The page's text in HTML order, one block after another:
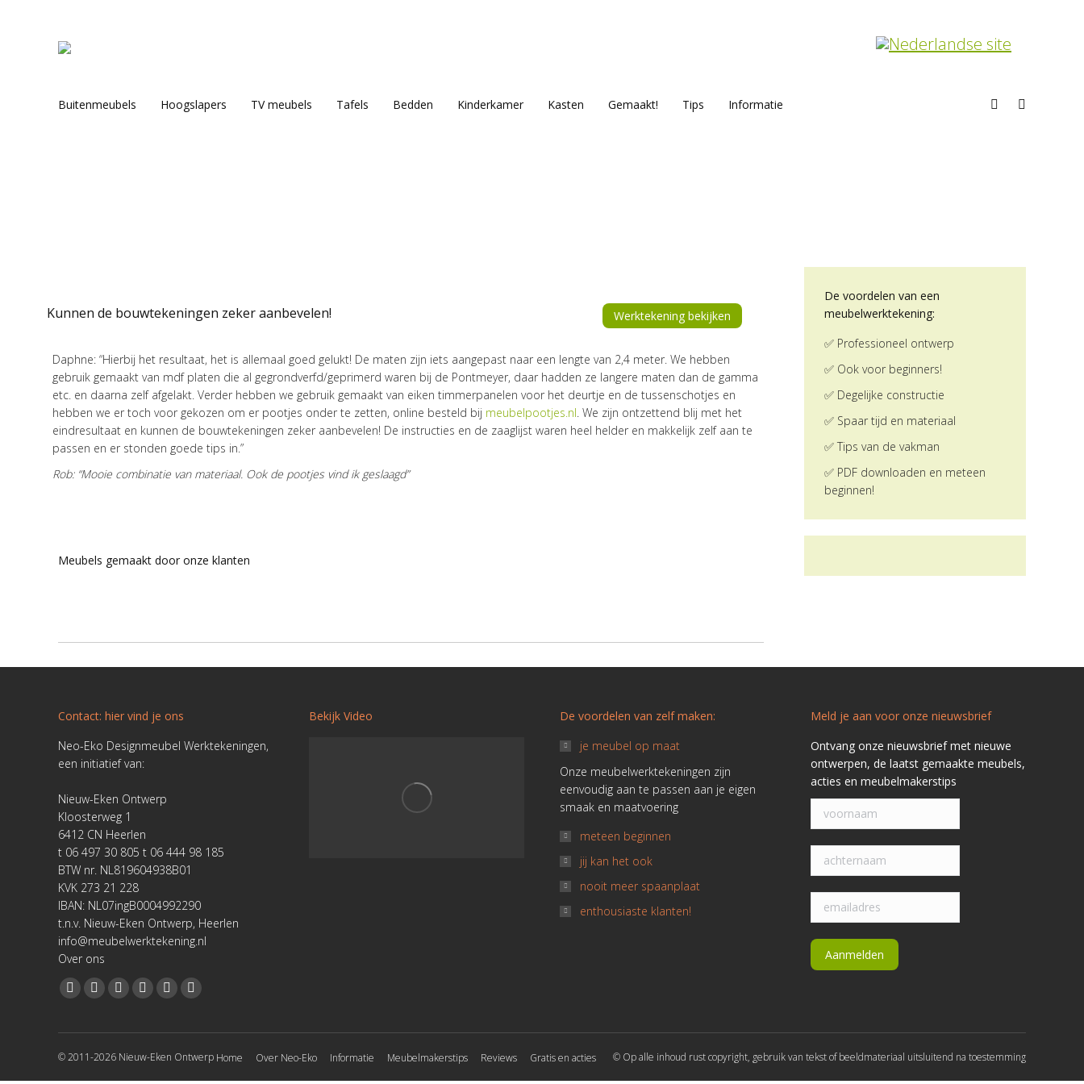
Buitenmeubels Hoogslapers TV meubels Tafels Bedden Kinderkamer Kasten Gemaakt! Tips Informatie Search:
Kunnen de bouwtekeningen zeker aanbevelen! Werktekening bekijken
Daphne: “Hierbij het resultaat, het is allemaal goed gelukt! De maten zijn iets aangepast naar een lengte van 2,4 meter. We hebben
gebruik gemaakt van mdf platen die al gegrondverfd/geprimerd waren bij de Pontmeyer, daar hadden ze langere maten dan de gamma
etc. en daarna zelf afgelakt. Verder hebben we gebruik gemaakt van eiken timmerpanelen voor het deurtje en de tussenschotjes en
hebben we er toch voor gekozen om er pootjes onder te zetten, online besteld bij meubelpootjes.nl . We zijn ontzettend blij met het
eindresultaat en kunnen de bouwtekeningen zeker aanbevelen! De instructies en de zaaglijst waren heel helder en makkelijk zelf aan te
passen en er stonden goede tips in.”
Rob: “Mooie combinatie van materiaal. Ook de pootjes vind ik geslaagd”
Meubels gemaakt door onze klanten
De voordelen van een
meubelwerktekening:
✅ Professioneel ontwerp
✅ Ook voor beginners!
✅ Degelijke constructie
✅ Spaar tijd en materiaal
✅ Tips van de vakman
✅ PDF downloaden en meteen
beginnen!
Contact: hier vind je ons
Neo-Eko Designmeubel Werktekeningen,
een initiatief van:
Nieuw-Eken Ontwerp
Kloosterweg 1
6412 CN Heerlen
t 06 497 30 805 t 06 444 98 185
BTW nr. NL819604938B01
KVK 273 21 228
IBAN: NL07ingB0004992290
t.n.v. Nieuw-Eken Ontwerp, Heerlen
info@meubelwerktekening.nl
Over ons
Vind ons op:
Facebook
opens
in
new
YouTube
opens
in
new
Linkedin
opens
in
new
Pinterest
opens
in
new
Instagram
opens
in
new
Website
opens
in
new
Bekijk Video
De voordelen van zelf maken:
je meubel op maat
Onze meubelwerktekeningen zijn
eenvoudig aan te passen aan je eigen
smaak en maatvoering
meteen beginnen
jij kan het ook
nooit meer spaanplaat
enthousiaste klanten!
Meld je aan voor onze nieuwsbrief
Ontvang onze nieuwsbrief met nieuwe
ontwerpen, de laatst gemaakte meubels,
acties en meubelmakerstips
© 2011-2026 Nieuw-Eken Ontwerp Home Over Neo-Eko Informatie Meubelmakerstips Reviews Gratis en acties © Op alle inhoud rust copyright, gebruik van tekst of beeldmateriaal uitsluitend na toestemming